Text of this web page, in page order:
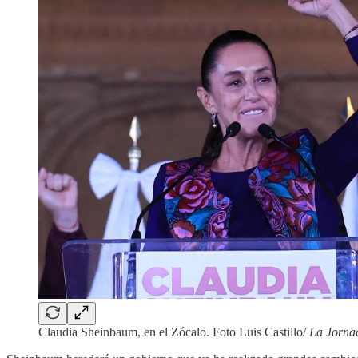
Claudia Sheinbaum, en el Zócalo. Foto Luis Castillo/La